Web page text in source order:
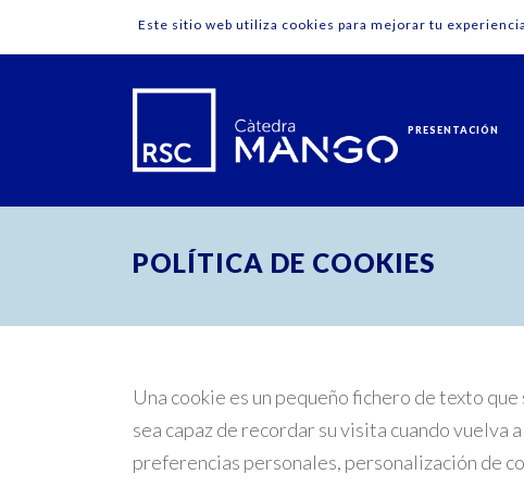
PRESENTACIÓN
POLÍTICA DE COOKIES
Una cookie es un pequeño fichero de texto
sea capaz de recordar su visita cuando vuelva
preferencias personales, personalización de
Este sitio web utiliza cookies para mejorar tu